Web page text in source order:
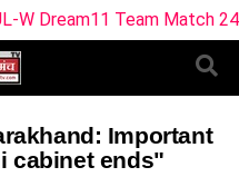
Dream11 Team Match 24 |
Important
cabinet ends"